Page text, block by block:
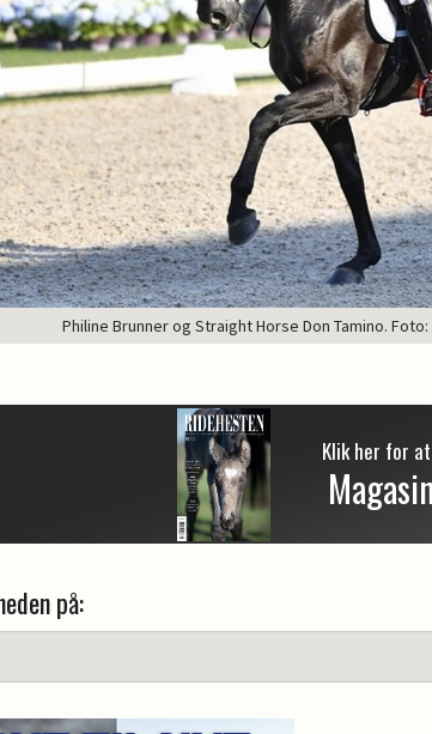
Philine Brunner og Straight Horse Don Tamino.
Klik her for
på: